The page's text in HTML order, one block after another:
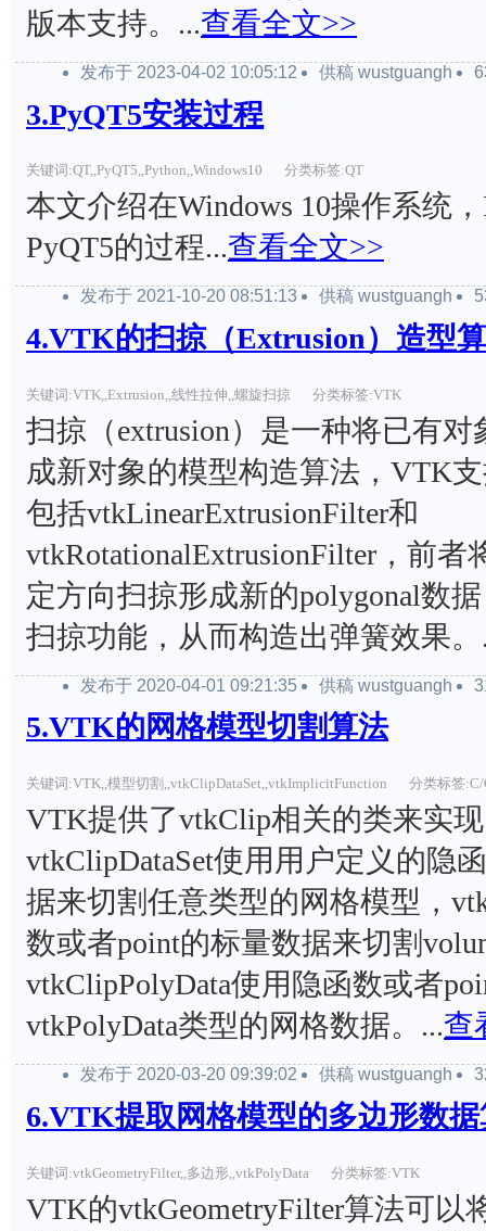
版本支持。...查看全文>>
发布于 2023-04-02 10:05:12 供稿 wustguangh
3.PyQT5安装过程
关键词:QT,,PyQT5,,Python,,Windows10 分类标签:QT
本文介绍在Windows 10操作系统
PyQT5的过程...查看全文>>
发布于 2021-10-20 08:51:13 供稿 wustguangh
4.VTK的扫掠（Extrusion）造型
关键词:VTK,,Extrusion,,线性拉伸,,螺旋扫掠 分类标签:VTK
扫掠（extrusion）是一种将已有
成新对象的模型构造算法，VTK
包括vtkLinearExtrusionFilter和
vtkRotationalExtrusionFilter，前者
定方向扫掠形成新的polygonal数
扫掠功能，从而构造出弹簧效果。
发布于 2020-04-01 09:21:35 供稿 wustguangh
5.VTK的网格模型切割算法
关键词:VTK,,模型切割,,vtkClipDataSet,,vtkImplicitFunction 分类标签
VTK提供了vtkClip相关的类来实
vtkClipDataSet使用用户定义的隐
据来切割任意类型的网格模型，
数或者point的标量数据来切割
vtkClipPolyData使用隐函数或者
vtkPolyData类型的网格数据。...查
发布于 2020-03-20 09:39:02 供稿 wustguangh
6.VTK提取网格模型的多边形数
关键词:vtkGeometryFilter,,多边形,,vtkPolyData 分类标签:VTK
VTK的vtkGeometryFilter算法可以